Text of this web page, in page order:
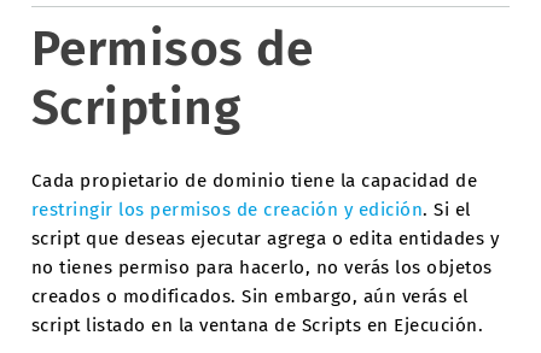
Permisos de
Scripting
Cada propietario de dominio tiene la capacidad de
restringir los permisos de creación y edición. Si el
script que deseas ejecutar agrega o edita entidades y
no tienes permiso para hacerlo, no verás los objetos
creados o modificados. Sin embargo, aún verás el
script listado en la ventana de Scripts en Ejecución.